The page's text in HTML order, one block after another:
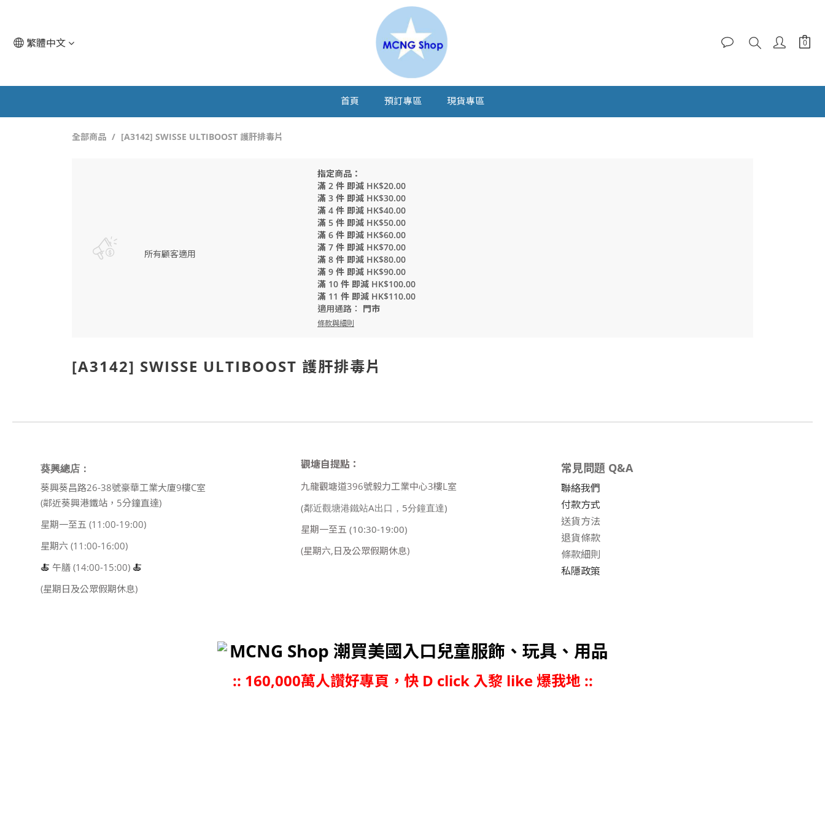
繁體中文
首頁 預訂專區 現貨專區
全部商品 [A3142] SWISSE ULTIBOOST 護肝排毒片
所有顧客適用
指定商品：
滿 2 件 即減 HK$20.00
滿 3 件 即減 HK$30.00
滿 4 件 即減 HK$40.00
滿 5 件 即減 HK$50.00
滿 6 件 即減 HK$60.00
滿 7 件 即減 HK$70.00
滿 8 件 即減 HK$80.00
滿 9 件 即減 HK$90.00
滿 10 件 即減 HK$100.00
滿 11 件 即減 HK$110.00
適用通路： 門市
條款與細則
[A3142] SWISSE ULTIBOOST 護肝排毒片
葵興總店：
葵興葵昌路26-38號豪華工業大廈9樓C室
(鄰近葵興港鐵站，5分鐘直達)
星期一至五 (11:00-19:00)
星期六 (11:00-16:00)
🍝 午膳 (14:00-15:00) 🍝
(星期日及公眾假期休息)
觀塘自提點：
九龍觀塘道396號毅力工業中心3樓L室
(鄰近觀塘港鐵站A出口，5分鐘直達)
星期一至五 (10:30-19:00)
(星期六,日及公眾假期休息)
常見問題 Q&A
聯絡我們
付款方式
送貨方法
退貨條款
條款細則
私隱政策
MCNG Shop 潮買美國入口兒童服飾、玩具、用品
:: 160,000萬人讚好專頁，快 D click 入黎 like 爆我地 ::